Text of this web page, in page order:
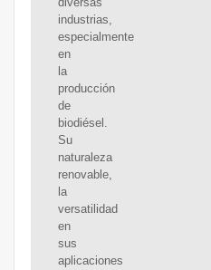
industrias,
especialmente
en
la
producción
de
biodiésel.
Su
naturaleza
renovable,
la
versatilidad
en
sus
aplicaciones